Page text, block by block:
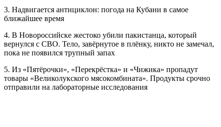
3. Надвигается антициклон: погода на Кубани в самое
ближайшее время
4. В Новороссийске жестоко убили пакистанца, который
вернулся с СВО. Тело, завёрнутое в плёнку, никто не замечал,
пока не появился трупный запах
5. Из «Пятёрочки», «Перекрёстка» и «Чижика» пропадут
товары «Великолукского мясокомбината». Продукты срочно
отправили на лабораторные исследования